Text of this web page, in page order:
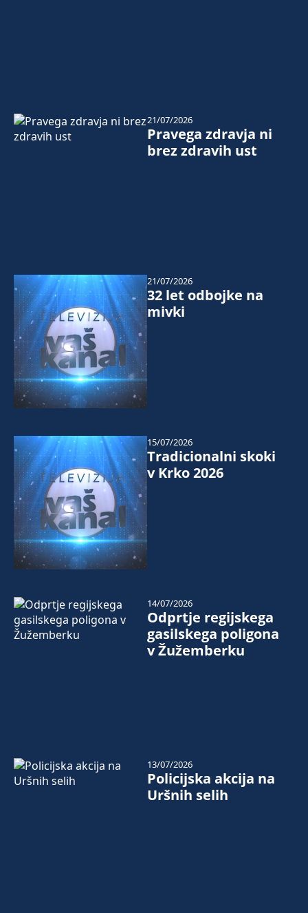
Pravega zdravja ni
brez zdravih ust
21/07/2026
32 let odbojke na
mivki
21/07/2026
Tradicionalni skoki
v Krko 2026
15/07/2026
Odprtje regijskega
gasilskega poligona
v Žužemberku
14/07/2026
Policijska akcija na
Uršnih selih
13/07/2026